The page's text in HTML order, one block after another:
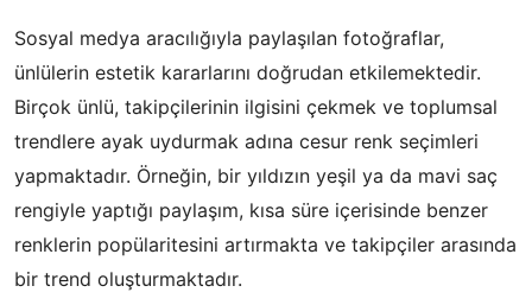
Sosyal medya aracılığıyla paylaşılan fotoğraflar,
ünlülerin estetik kararlarını doğrudan etkilemektedir.
Birçok ünlü, takipçilerinin ilgisini çekmek ve toplumsal
trendlere ayak uydurmak adına cesur renk seçimleri
yapmaktadır. Örneğin, bir yıldızın yeşil ya da mavi saç
rengiyle yaptığı paylaşım, kısa süre içerisinde benzer
renklerin popülaritesini artırmakta ve takipçiler arasında
bir trend oluşturmaktadır.